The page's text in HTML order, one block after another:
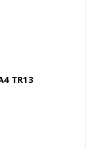
TR13